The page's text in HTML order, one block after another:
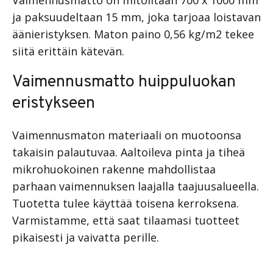
ja paksuudeltaan 15 mm, joka tarjoaa loistavan
äänieristyksen. Maton paino 0,56 kg/m2 tekee
siitä erittäin kätevän.
Vaimennusmatto huippuluokan
eristykseen
Vaimennusmaton materiaali on muotoonsa
takaisin palautuvaa. Aaltoileva pinta ja tiheä
mikrohuokoinen rakenne mahdollistaa
parhaan vaimennuksen laajalla taajuusalueella.
Tuotetta tulee käyttää toisena kerroksena.
Varmistamme, että saat tilaamasi tuotteet
pikaisesti ja vaivatta perille.